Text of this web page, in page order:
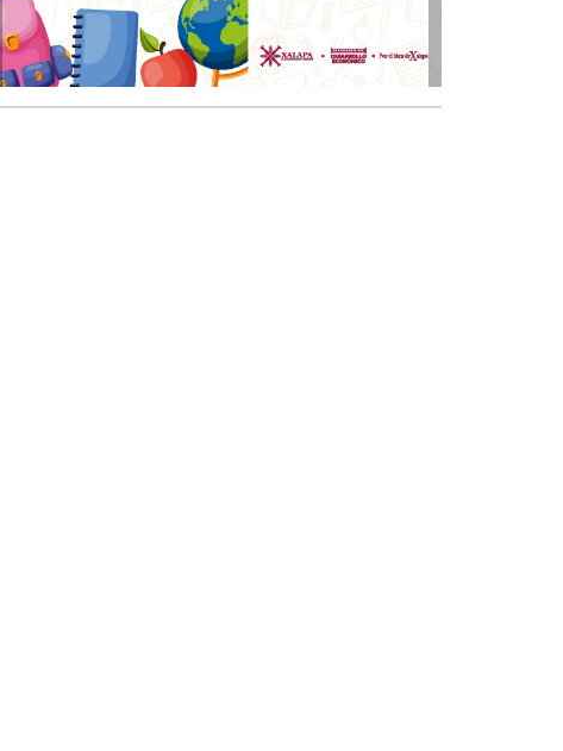
Ago 07, 2026 / 18:49
¿Con o sin espuma?